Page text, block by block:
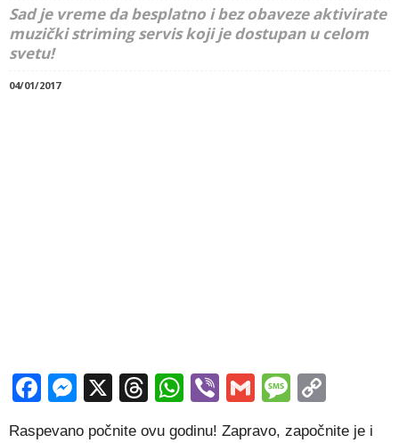
Sad je vreme da besplatno i bez obaveze aktivirate
muzički striming servis koji je dostupan u celom
svetu!
04/01/2017
Facebook
Messenger
X Threads
WhatsApp
ViberGmail
Raspevano počnite ovu godinu! Zapravo, započnite je i